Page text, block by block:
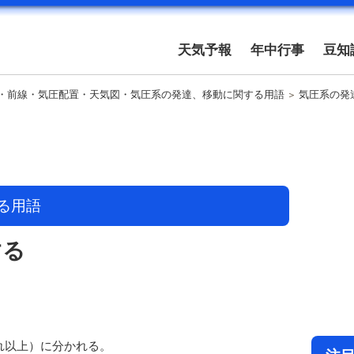
天気予報 年中行事 豆知
線・気圧配置・天気図・気圧系の発達、移動に関する用語 気圧系の発
用語
上）に分かれる。